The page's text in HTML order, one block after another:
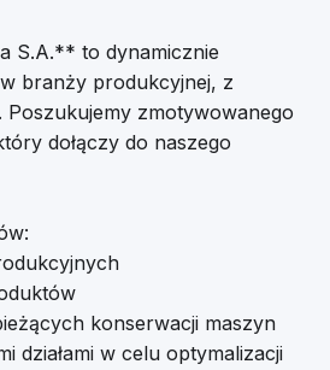
S.A.** to dynamicznie
branży produkcyjnej, z
Poszukujemy zmotywowanego
dołączy do naszego
konserwacji maszyn
działami w celu optymalizacji